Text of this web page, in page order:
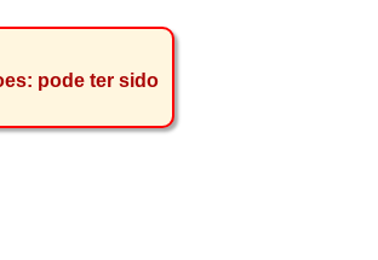
pode ter sido